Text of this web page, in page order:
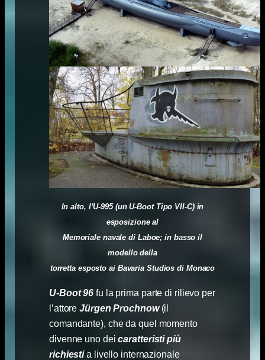
In alto, l’U-995 (un U-Boot Tipo VII-C) in
esposizione al
Memoriale navale di Laboe; in basso il
modello della
torretta esposto ai Bavaria Studios di Monaco
U-Boot 96 fu la prima parte di rilievo per
l’attoreJürgen Prochnow (il
comandante), che da quel momento
divenne uno deicaratteristi più
richiestia livello internazionale